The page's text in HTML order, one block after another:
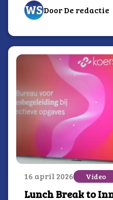
van 2026 bekend
Door De redactie
16 april 2026 Video
Lunch Break to